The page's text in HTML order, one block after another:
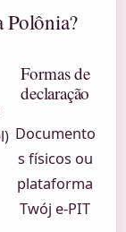
Polônia?
Formas de
declaração
Documento
s físicos ou
plataforma
Twój e-PIT